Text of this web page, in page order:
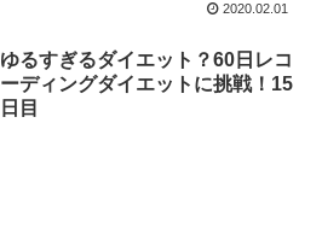
2020.02.01
ゆるすぎるダイエット？60日レコ
ーディングダイエットに挑戦！15
日目